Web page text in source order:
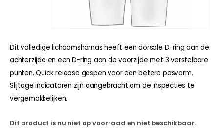
Dit volledige lichaamsharnas heeft een dorsale D-ring aan de
achterzijde en een D-ring aan de voorzijde met 3 verstelbare
punten. Quick release gespen voor een betere pasvorm.
Slijtage indicatoren zijn aangebracht om de inspecties te
vergemakkelijken.
Dit product is nu niet op voorraad en niet beschikbaar.